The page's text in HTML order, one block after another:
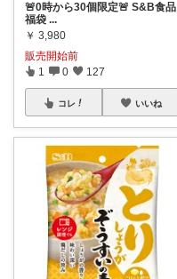
🚨0時から30個限定🚨 S&B食品
福袋 ...
￥ 3,980
販売開始前
1 0 127
コレ いいね